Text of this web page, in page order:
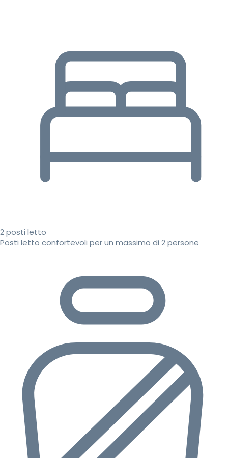
2 posti letto
Posti letto confortevoli per un massimo di 2 persone